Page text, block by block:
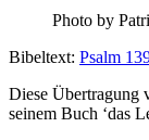
Pho­to by
Bibel­text: Psalm
Diese Über­tra­gung
seinem Buch ‘das